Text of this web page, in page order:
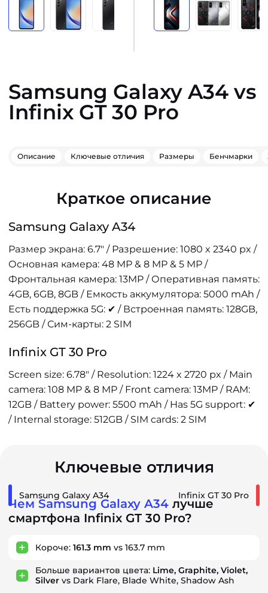
Samsung Galaxy A34 vs
Infinix GT 30 Pro
Описание Ключевые отличия Размеры Бенчмарки
Краткое описание
Samsung Galaxy A34
Размер экрана: 6.7" / Разрешение: 1080 x 2340 px /
Основная камера: 48 MP & 8 MP & 5 MP /
Фронтальная камера: 13MP / Оперативная память:
4GB, 6GB, 8GB / Емкость аккумулятора: 5000 mAh /
Есть поддержка 5G: ✔ / Встроенная память: 128GB,
256GB / Сим-карты: 2 SIM
Infinix GT 30 Pro
Screen size: 6.78" / Resolution: 1224 x 2720 px / Main
camera: 108 MP & 8 MP / Front camera: 13MP / RAM:
12GB / Battery power: 5500 mAh / Has 5G support: ✔
/ Internal storage: 512GB / SIM cards: 2 SIM
Ключевые отличия
Samsung Galaxy A34 Infinix GT 30 Pro
Чем Samsung Galaxy A34 лучше
смартфона Infinix GT 30 Pro?
Короче: 161.3 mm vs 163.7 mm
Больше вариантов цвета: Lime, Graphite, Violet,
Silver vs Dark Flare, Blade White, Shadow Ash